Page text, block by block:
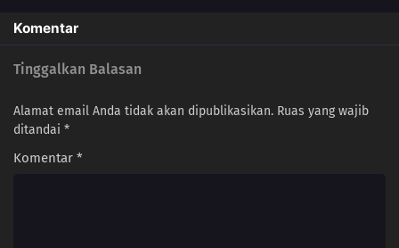
Komentar
Tinggalkan Balasan
Alamat email Anda tidak akan dipublikasikan. Ruas yang wajib
ditandai *
Komentar *